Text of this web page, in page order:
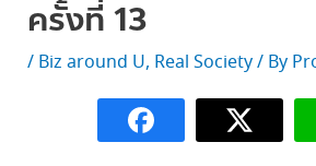
ครั้งที่ 13
/ Biz around U, Real Society/ By